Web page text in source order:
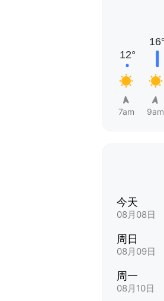
7am 9am
今天
08月08日
周日
08月09日
周一
08月10日